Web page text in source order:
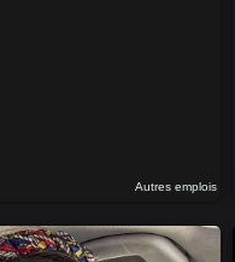
Autres emplois